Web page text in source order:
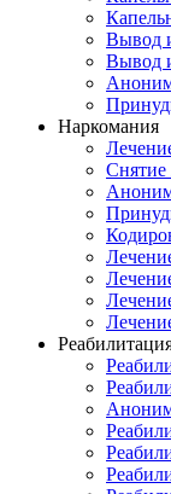
Вывод
Вывод
Наркомания
Снятие